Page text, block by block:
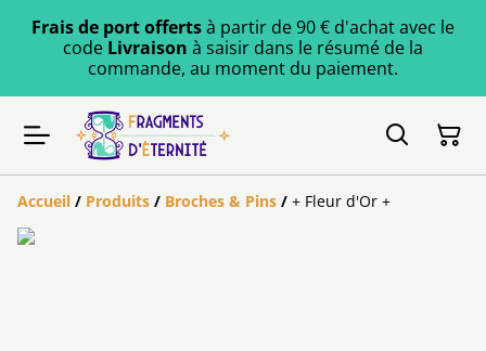
Frais de port offertsà partir de 90 € d'achat avec le
code Livraison à saisir dans le résumé de la
commande, au moment du paiement.
Accueil / Produits / Broches & Pins / + Fleur d'Or +